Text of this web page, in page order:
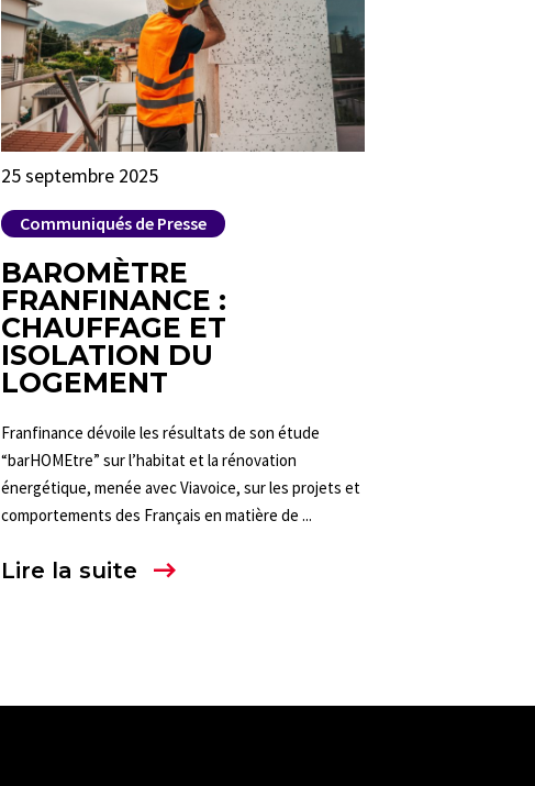
25 septembre 2025
Communiqués de Presse
BAROMÈTRE
FRANFINANCE :
CHAUFFAGE ET
ISOLATION DU
LOGEMENT
Franfinance dévoile les résultats de son étude
“barHOMEtre” sur l’habitat et la rénovation
énergétique, menée avec Viavoice, sur les projets et
comportements des Français en matière de ...
Lire la suite